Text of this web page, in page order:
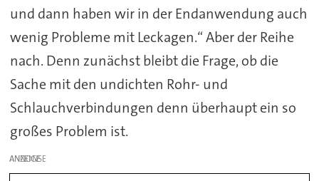
und dann haben wir in der Endanwendung auch
wenig Probleme mit Leckagen.“ Aber der Reihe
nach. Denn zunächst bleibt die Frage, ob die
Sache mit den undichten Rohr- und
Schlauchverbindungen denn überhaupt ein so
großes Problem ist.
ANZEIGE